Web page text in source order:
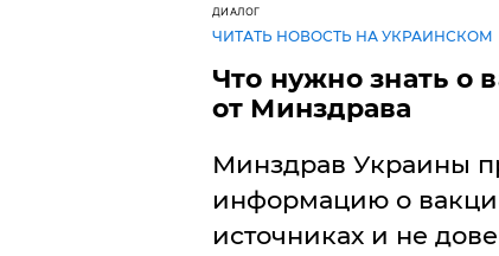
ДИАЛОГ
ЧИТАТЬ НОВОСТЬ НА УКРАИНСКОМ
Что нужно знать о
от Минздрава
Минздрав Украины
информацию о
источниках и не